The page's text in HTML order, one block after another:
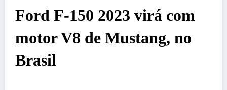
Ford F-150 2023 virá com
motor V8 de Mustang, no
Brasil